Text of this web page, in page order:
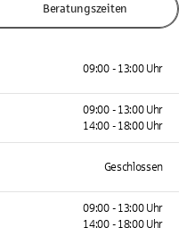
Beratungszeiten
09:00 - 13:00 Uhr
09:00 - 13:00 Uhr
14:00 - 18:00 Uhr
Geschlossen
09:00 - 13:00 Uhr
14:00 - 18:00 Uhr